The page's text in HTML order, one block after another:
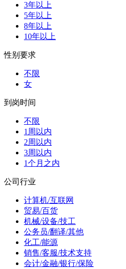
3年以上
5年以上
8年以上
10年以上
性别要求
不限
女
到岗时间
不限
1周以内
2周以内
3周以内
1个月之内
公司行业
计算机/互联网
贸易/百货
机械/设备/技工
公务员/翻译/其他
化工/能源
销售/客服/技术支持
会计/金融/银行/保险